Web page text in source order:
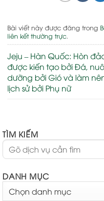
Bài viết này được đăng trong
liên kết thường trực.
Jeju – Hàn Quốc: Hòn
được kiến tạo bởi Đá,
dưỡng bởi Gió và làm
lịch sử bởi Phụ nữ
TÌM KIẾM
DANH MỤC
MỤC